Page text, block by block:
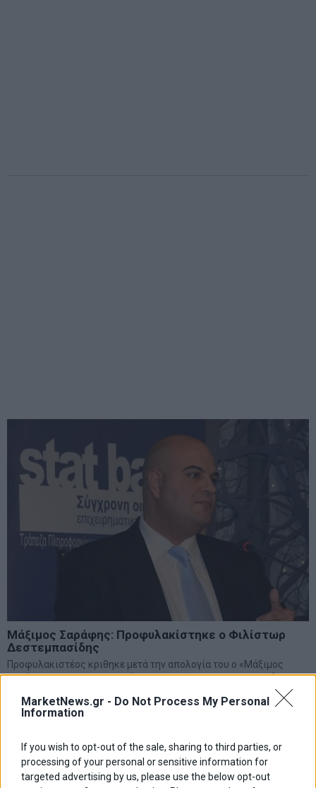
MarketNews.gr - Do Not Process My Personal
Information
If you wish to opt-out of the sale, sharing to third parties, or
processing of your personal or sensitive information for
targeted advertising by us, please use the below opt-out
Μάξιμος Σαράφης: Προφυλακίστηκε ο Φιλίστωρ
Δεστεμπασίδης
Προφυλακιστέος κριθηκε μετά την απολογία του ο «Μάξιμος
Σαράφης» της Novartis κατά κόσμο Φιλίστωρ Δεστεμπασίδης, ο
οποίος φέρεται ως ο «εγκέφαλος» της μεγάλης απάτης που
στήθηκε σε βάρος επιχειρηματιών με δήθεν άμεσες